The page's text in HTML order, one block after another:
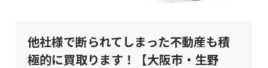
他社様で断られてしまった不動産も積
極的に買取ります！【大阪市・生野